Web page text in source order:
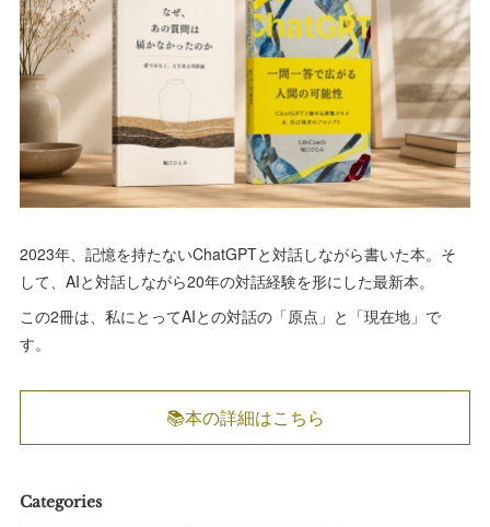
2023年、記憶を持たないChatGPTと対話しながら書いた本。そ
して、AIと対話しながら20年の対話経験を形にした最新本。
この2冊は、私にとってAIとの対話の「原点」と「現在地」で
す。
📚本の詳細はこちら
Categories